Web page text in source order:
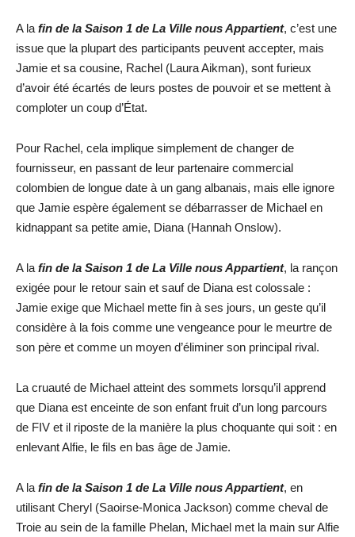
A la fin de la Saison 1 de La Ville nous Appartient, c’est une
issue que la plupart des participants peuvent accepter, mais
Jamie et sa cousine, Rachel (Laura Aikman), sont furieux
d’avoir été écartés de leurs postes de pouvoir et se mettent à
comploter un coup d’État.
Pour Rachel, cela implique simplement de changer de
fournisseur, en passant de leur partenaire commercial
colombien de longue date à un gang albanais, mais elle ignore
que Jamie espère également se débarrasser de Michael en
kidnappant sa petite amie, Diana (Hannah Onslow).
A la fin de la Saison 1 de La Ville nous Appartient, la rançon
exigée pour le retour sain et sauf de Diana est colossale :
Jamie exige que Michael mette fin à ses jours, un geste qu’il
considère à la fois comme une vengeance pour le meurtre de
son père et comme un moyen d’éliminer son principal rival.
La cruauté de Michael atteint des sommets lorsqu’il apprend
que Diana est enceinte de son enfant fruit d’un long parcours
de FIV et il riposte de la manière la plus choquante qui soit : en
enlevant Alfie, le fils en bas âge de Jamie.
A la fin de la Saison 1 de La Ville nous Appartient, en
utilisant Cheryl (Saoirse-Monica Jackson) comme cheval de
Troie au sein de la famille Phelan, Michael met la main sur Alfie